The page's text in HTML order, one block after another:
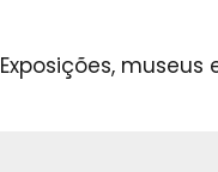
Exposições, museus
s